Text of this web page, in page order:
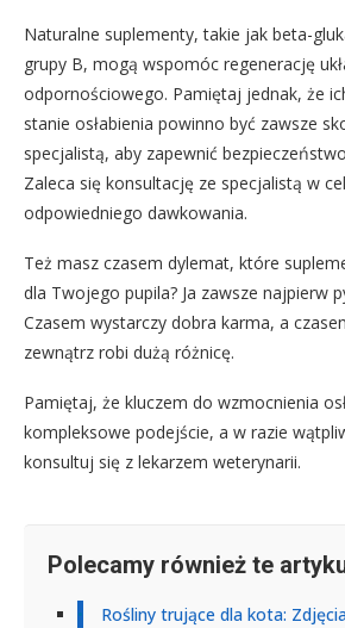
Naturalne suplementy, takie jak beta-
grupy B, mogą wspomóc regenerację
odpornościowego. Pamiętaj jednak, że
stanie osłabienia powinno być zawsze
specjalistą, aby zapewnić
Zaleca się konsultację ze specjalistą w
odpowiedniego dawkowania.
Też masz czasem dylemat, które
dla Twojego pupila? Ja zawsze najpierw
Czasem wystarczy dobra karma, a
zewnątrz robi dużą różnicę.
Pamiętaj, że kluczem do wzmocnienia
kompleksowe podejście, a w razie
konsultuj się z lekarzem weterynarii.
Polecamy również te
Rośliny trujące dla kota: